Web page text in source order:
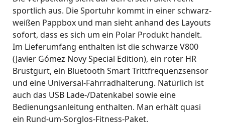
sportlich aus. Die Sportuhr kommt in einer schwarz-
weißen Pappbox und man sieht anhand des Layouts
sofort, dass es sich um ein Polar Produkt handelt.
Im Lieferumfang enthalten ist die schwarze V800
(Javier Gómez Novy Special Edition), ein roter HR
Brustgurt, ein Bluetooth Smart Trittfrequenzsensor
und eine Universal-Fahrradhalterung. Natürlich ist
auch das USB Lade-/Datenkabel sowie eine
Bedienungsanleitung enthalten. Man erhält quasi
ein Rund-um-Sorglos-Fitness-Paket.